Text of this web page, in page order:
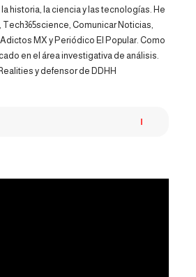
historia, la ciencia y las tecnologías. He
Comunicar Noticias,
MX y Periódico El Popular. Como
en el área investigativa de análisis.
y defensor de DDHH